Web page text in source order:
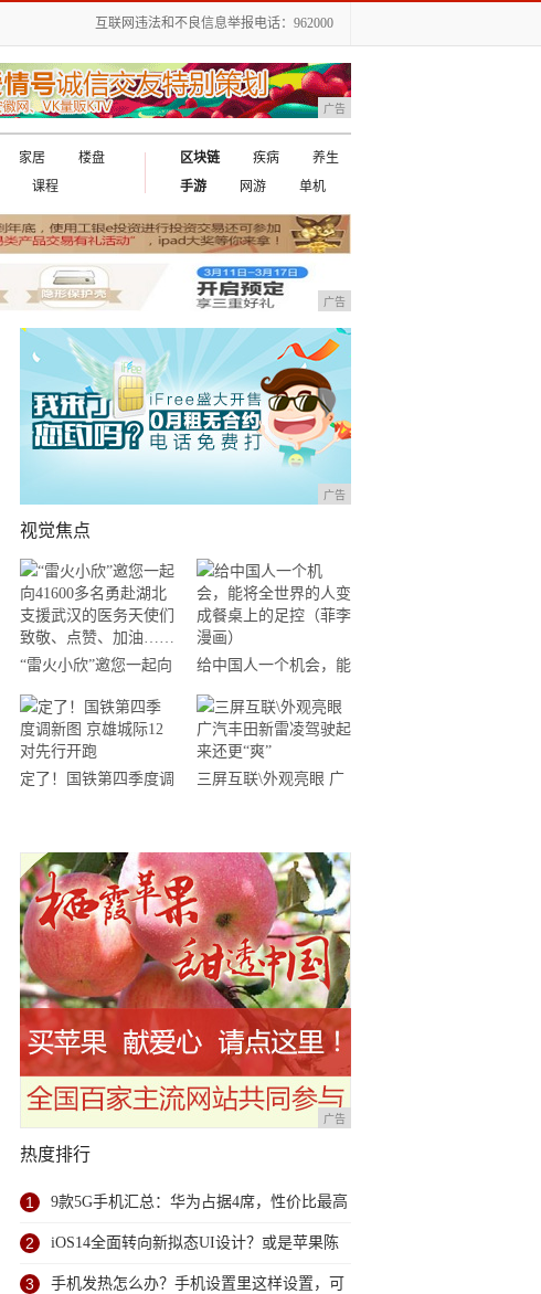
互联网违法和不良信息举报电话：962000
广告
家居
楼盘
课程
区块链 疾病
养生
手游
网游 单机
广告
广告
视觉焦点
“雷火小欣”邀您一起向
41600多名勇赴湖北支
援武汉的医务天使们致
敬、点赞、加油……
给中国人一个机会，能
将全世界的人变成餐桌
上的足控（菲李漫画）
定了！国铁第四季度调
三屏互联\外观亮眼 广
广告
热度排行
1 9款5G手机汇总：华为占据4席，性价比最高
的两款3千多就能买到
2 iOS14全面转向新拟态UI设计？或是苹果陈
旧扁平设计最佳替代方案
3 手机发热怎么办？手机设置里这样设置，可